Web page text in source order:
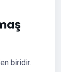
biridir.